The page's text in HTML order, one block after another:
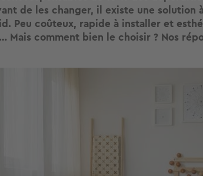
de les changer, il existe une solution
Peu coûteux, rapide à installer et
Mais comment bien le choisir ? Nos